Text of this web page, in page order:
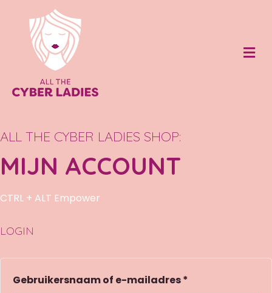
ALL THE CYBER LADIES SHOP:
MIJN ACCOUNT
CTRL + ALT Empower
LOGIN
Gebruikersnaam of e-mailadres*